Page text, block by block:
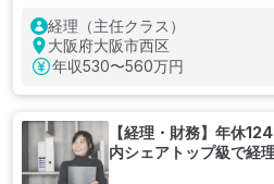
経理（主任クラス）
大阪府大阪市西区
年収530〜560万円
【経理・財務】年休
内シェアトップ級で経